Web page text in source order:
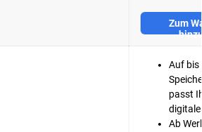
Zum
Auf bis
passt
digitale
Ab